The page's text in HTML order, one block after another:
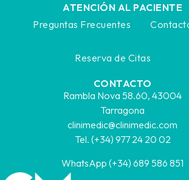
ATENCIÓN AL PACIENTE
Preguntas Frecuentes
Reserva de Citas
CONTACTO
Rambla Nova 58.60, 43004
Tarragona
clinimedic@clinimedic.com
Tel. (+34) 977 24 20 02
WhatsApp (+34) 689 586 851